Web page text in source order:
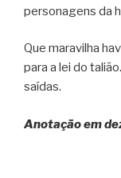
personagens da
Que maravilha
para a lei do
saídas.
Anotação em